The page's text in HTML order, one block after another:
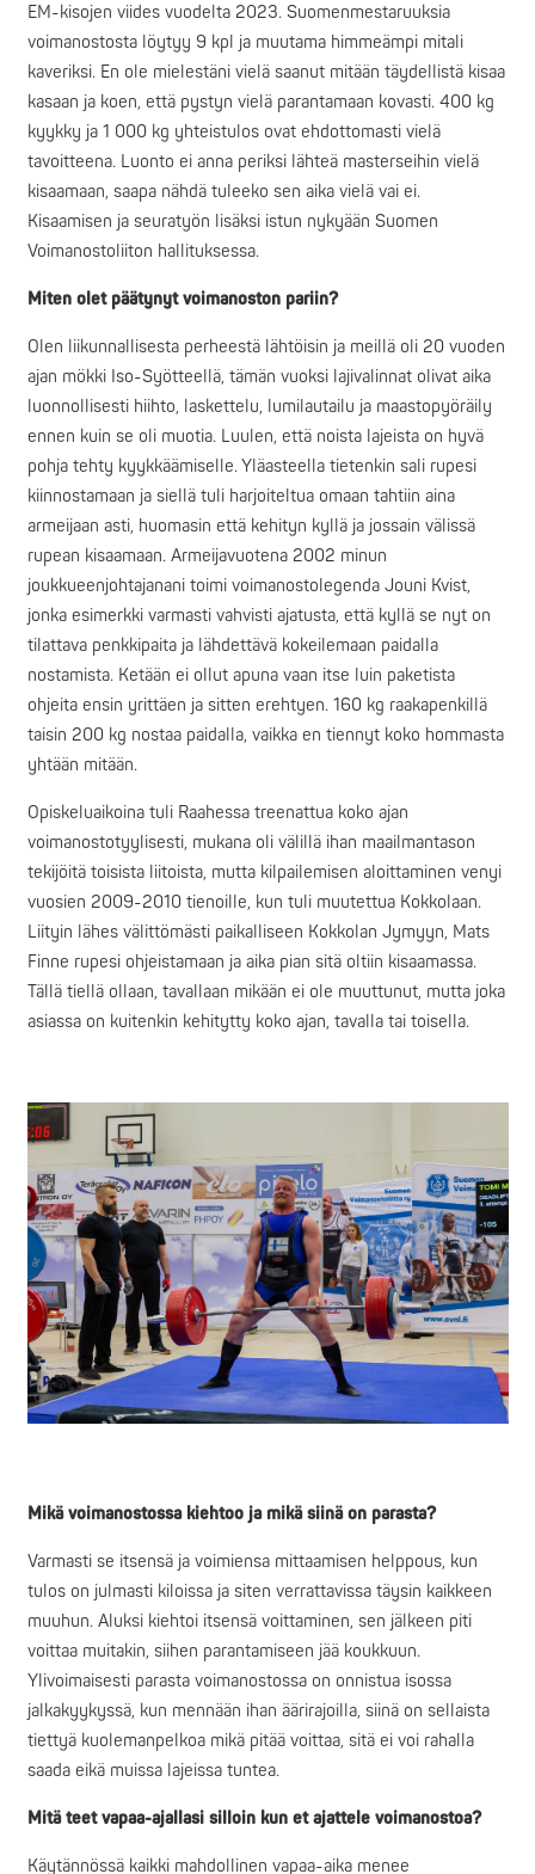
EM-kisojen viides vuodelta 2023. Suomenmestaruuksia
voimanostosta löytyy 9 kpl ja muutama himmeämpi mitali
kaveriksi. En ole mielestäni vielä saanut mitään täydellistä kisaa
kasaan ja koen, että pystyn vielä parantamaan kovasti. 400 kg
kyykky ja 1 000 kg yhteistulos ovat ehdottomasti vielä
tavoitteena. Luonto ei anna periksi lähteä masterseihin vielä
kisaamaan, saapa nähdä tuleeko sen aika vielä vai ei.
Kisaamisen ja seuratyön lisäksi istun nykyään Suomen
Voimanostoliiton hallituksessa.
Miten olet päätynyt voimanoston pariin?
Olen liikunnallisesta perheestä lähtöisin ja meillä oli 20 vuoden
ajan mökki Iso-Syötteellä, tämän vuoksi lajivalinnat olivat aika
luonnollisesti hiihto, laskettelu, lumilautailu ja maastopyöräily
ennen kuin se oli muotia. Luulen, että noista lajeista on hyvä
pohja tehty kyykkäämiselle. Yläasteella tietenkin sali rupesi
kiinnostamaan ja siellä tuli harjoiteltua omaan tahtiin aina
armeijaan asti, huomasin että kehityn kyllä ja jossain välissä
rupean kisaamaan. Armeijavuotena 2002 minun
joukkueenjohtajanani toimi voimanostolegenda Jouni Kvist,
jonka esimerkki varmasti vahvisti ajatusta, että kyllä se nyt on
tilattava penkkipaita ja lähdettävä kokeilemaan paidalla
nostamista. Ketään ei ollut apuna vaan itse luin paketista
ohjeita ensin yrittäen ja sitten erehtyen. 160 kg raakapenkillä
taisin 200 kg nostaa paidalla, vaikka en tiennyt koko hommasta
yhtään mitään.
Opiskeluaikoina tuli Raahessa treenattua koko ajan
voimanostotyylisesti, mukana oli välillä ihan maailmantason
tekijöitä toisista liitoista, mutta kilpailemisen aloittaminen venyi
vuosien 2009-2010 tienoille, kun tuli muutettua Kokkolaan.
Liityin lähes välittömästi paikalliseen Kokkolan Jymyyn, Mats
Finne rupesi ohjeistamaan ja aika pian sitä oltiin kisaamassa.
Tällä tiellä ollaan, tavallaan mikään ei ole muuttunut, mutta joka
asiassa on kuitenkin kehitytty koko ajan, tavalla tai toisella.
Mikä voimanostossa kiehtoo ja mikä siinä on parasta?
Varmasti se itsensä ja voimiensa mittaamisen helppous, kun
tulos on julmasti kiloissa ja siten verrattavissa täysin kaikkeen
muuhun. Aluksi kiehtoi itsensä voittaminen, sen jälkeen piti
voittaa muitakin, siihen parantamiseen jää koukkuun.
Ylivoimaisesti parasta voimanostossa on onnistua isossa
jalkakyykyssä, kun mennään ihan äärirajoilla, siinä on sellaista
tiettyä kuolemanpelkoa mikä pitää voittaa, sitä ei voi rahalla
saada eikä muissa lajeissa tuntea.
Mitä teet vapaa-ajallasi silloin kun et ajattele voimanostoa?
Käytännössä kaikki mahdollinen vapaa-aika menee